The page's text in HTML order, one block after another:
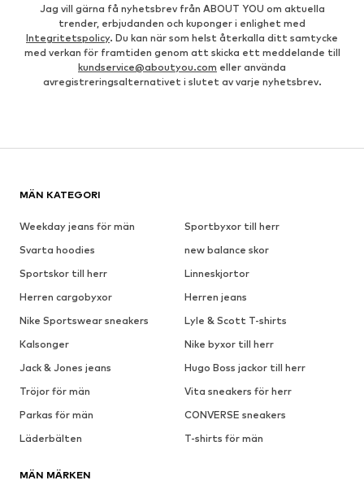
Jag vill gärna få nyhetsbrev från ABOUT YOU om aktuella
trender, erbjudanden och kuponger i enlighet med
Integritetspolicy. Du kan när som helst återkalla ditt samtycke
med verkan för framtiden genom att skicka ett meddelande till
kundservice@aboutyou.com eller använda
avregistreringsalternativet i slutet av varje nyhetsbrev.
MÄN KATEGORI
Weekday jeans för män
Sportbyxor till herr
Svarta hoodies
new balance skor
Sportskor till herr
Linneskjortor
Herren cargobyxor
Herren jeans
Nike Sportswear sneakers
Lyle & Scott T-shirts
Kalsonger
Nike byxor till herr
Jack & Jones jeans
Hugo Boss jackor till herr
Tröjor för män
Vita sneakers för herr
Parkas för män
CONVERSE sneakers
Läderbälten
T-shirts för män
MÄN MÄRKEN